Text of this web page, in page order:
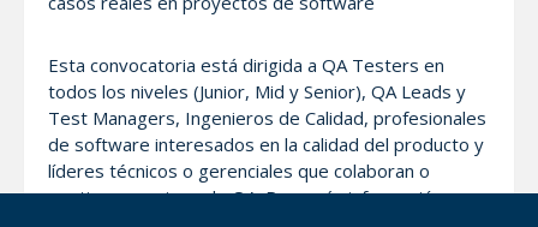
Esta convocatoria está dirigida a QA Testers en
todos los niveles (Junior, Mid y Senior), QA Leads y
Test Managers, Ingenieros de Calidad, profesionales
de software interesados en la calidad del producto y
líderes técnicos o gerenciales que colaboran o
gestionan equipos de QA. Para más información